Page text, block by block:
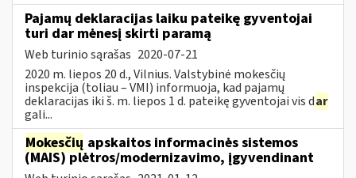
Pajamų deklaracijas laiku pateikę gyventojai
turi dar mėnesį skirti paramą
Web turinio sąrašas 2020-07-21
2020 m. liepos 20 d., Vilnius. Valstybinė mokesčių
inspekcija (toliau – VMI) informuoja, kad pajamų
deklaracijas iki š. m. liepos 1 d. pateikę gyventojai vis dar
gali...
Mokesčių apskaitos informacinės sistemos
(MAIS) plėtros/modernizavimo, įgyvendinant